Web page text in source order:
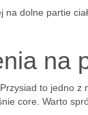
dolne partie
na
to jedno z
core. Warto